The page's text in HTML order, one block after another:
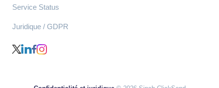
Service Status
Juridique / GDPR